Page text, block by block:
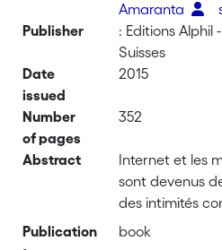
Amaranta
Publisher
: Editions Alphil
Suisses
Date
issued
2015
Number
of pages
352
Abstract
Internet et les
sont devenus
des intimités
présent
Publication
book